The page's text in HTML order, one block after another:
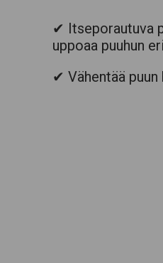
✔ Itseporautuva
uppoaa puuhun
✔ Vähentää puun